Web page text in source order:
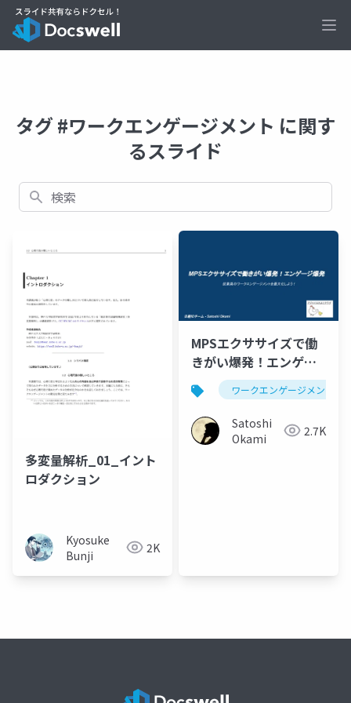
タグ #ワークエンゲージメント に関す
るスライド
検索
多変量解析_01_イント
ロダクション
Kyosuke
Bunji
2K
MPSエクササイズで働
きがい爆発！エンゲー
ジ爆発 ワークエンゲージメント
Satoshi
Okami
2.7K